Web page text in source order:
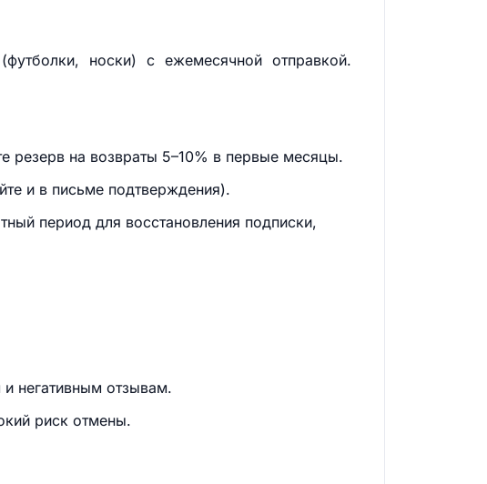
носки) с ежемесячной отправкой.
резерв на возвраты 5–10% в первые месяцы.
и в письме подтверждения).
период для восстановления подписки,
негативным отзывам.
риск отмены.